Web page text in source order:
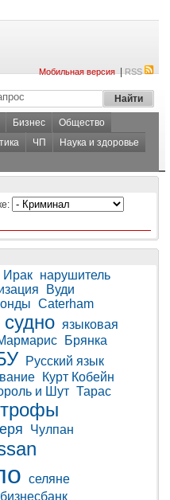
Мобильная версия|RSS
Бизнес
Общество
ЧП
Наука и здоровье
Ирак нарушитель
Вуди
Caterham
судно языковая
Брянка
Русский язык
Курт Кобейн
и Шут Тарас
Чулпан
селяне